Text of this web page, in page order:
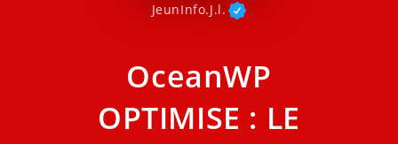
JeunInfo.J.l.
OceanWP
OPTIMISE : LE